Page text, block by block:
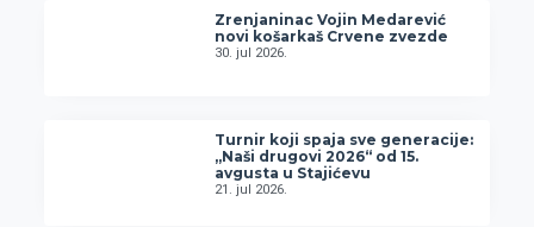
Zrenjaninac Vojin Medarević
novi košarkaš Crvene zvezde
30. jul 2026.
Turnir koji spaja sve generacije:
„Naši drugovi 2026“ od 15.
avgusta u Stajićevu
21. jul 2026.